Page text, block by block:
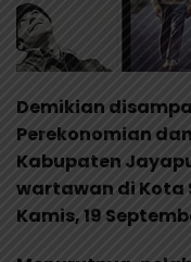
Demikian
Perekonomian
Kabupaten
wartawan di Kota
Kamis, 19